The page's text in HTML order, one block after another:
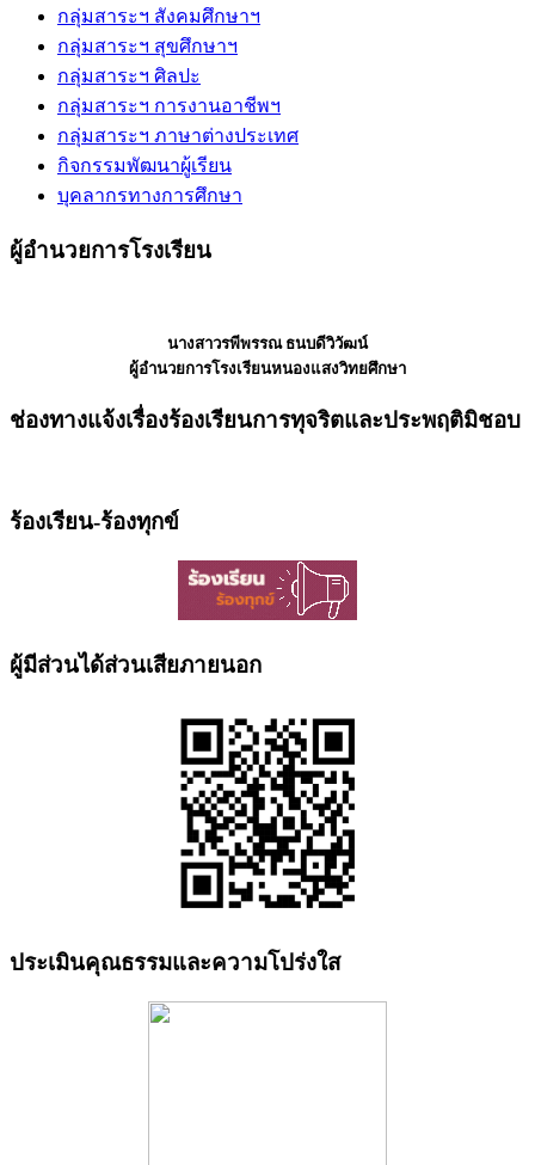
กลุ่มสาระฯ สังคมศึกษาฯ
กลุ่มสาระฯ สุขศึกษาฯ
กลุ่มสาระฯ ศิลปะ
กลุ่มสาระฯ การงานอาชีพฯ
กลุ่มสาระฯ ภาษาต่างประเทศ
กิจกรรมพัฒนาผู้เรียน
บุคลากรทางการศึกษา
ผู้อำนวยการโรงเรียน
นางสาวรพีพรรณ ธนบดีวิวัฒน์
ผู้อำนวยการโรงเรียนหนองแสงวิทยศึกษา
ช่องทางแจ้งเรื่องร้องเรียนการทุจริตและประพฤติมิชอบ
ร้องเรียน-ร้องทุกข์
ผู้มีส่วนได้ส่วนเสียภายนอก
ประเมินคุณธรรมและความโปร่งใส